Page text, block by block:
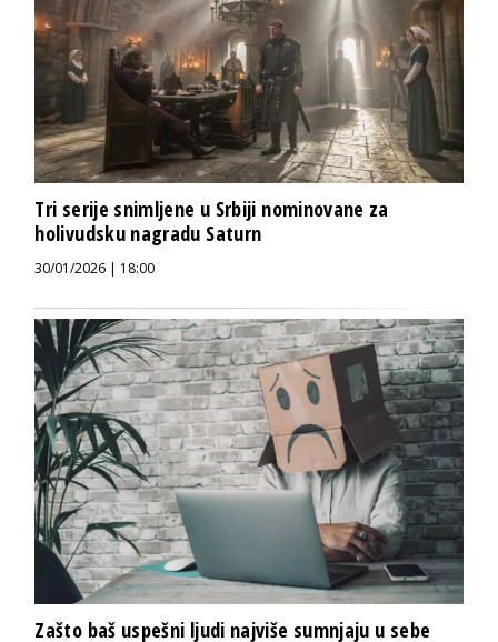
Tri serije snimljene u Srbiji nominovane za
holivudsku nagradu Saturn
30/01/2026 | 18:00
Zašto baš uspešni ljudi najviše sumnjaju u sebe